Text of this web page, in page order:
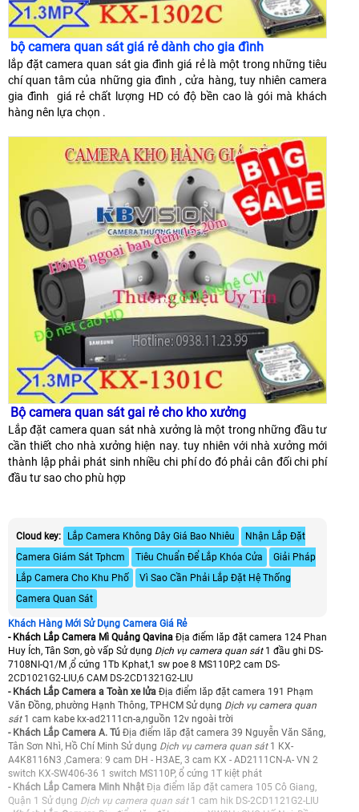
bộ camera quan sát giá rẻ dành cho gia đình
lắp đặt camera quan sát gia đình giá rẻ là một trong những tiêu
chí quan tâm của những gia đình , cửa hàng, tuy nhiên camera
gia đình giá rẻ chất lượng HD có độ bền cao là gói mà khách
hàng nên lựa chọn .
Bộ camera quan sát gai rẻ cho kho xưởng
Lắp đặt camera quan sát nhà xưởng là một trong những đầu tư
cần thiết cho nhà xưởng hiện nay. tuy nhiên với nhà xưởng mới
thành lập phải phát sinh nhiều chi phí do đó phải cân đối chi phí
đầu tư sao cho phù hợp
Cloud key: Lắp Camera Không Dây Giá Bao Nhiêu
Nhận Lắp Đặt
Camera Giám Sát Tphcm
Tiêu Chuẩn Để Lắp Khóa Cửa
Giải Pháp
Lắp Camera Cho Khu Phố
Vì Sao Cần Phải Lắp Đặt Hệ Thống
Camera Quan Sát
Khách Hàng Mới Sử Dụng Camera Giá Rẻ
- Khách Lắp Camera Mì Quảng Qavina Địa điểm lăp đặt camera 124 Phan
Huy Ích, Tân Sơn, gò vấp Sử dụng Dịch vụ camera quan sát 1 đầu ghi DS-
7108NI-Q1/M ,ổ cứng 1Tb Kphat,1 sw poe 8 MS110P,2 cam DS-
2CD1021G2-LIU,6 CAM DS-2CD1321G2-LIU
- Khách Lắp Camera a Toàn xe lửa Địa điểm lăp đặt camera 191 Phạm
Văn Đồng, phường Hạnh Thông, TPHCM Sử dụng Dịch vụ camera quan
sát 1 cam kabe kx-ad2111cn-a,nguồn 12v ngoài trời
- Khách Lắp Camera A. Tú Địa điểm lăp đặt camera 39 Nguyễn Văn Săng,
Tân Sơn Nhì, Hồ Chí Minh Sử dụng Dịch vụ camera quan sát 1 KX-
A4K8116N3 ,Camera: 9 cam DH - H3AE, 3 cam KX - AD2111CN-A- VN 2
switch KX-SW406-36 1 switch MS110P, ổ cứng 1T kiệt phát
- Khách Lắp Camera Minh Nhật Địa điểm lăp đặt camera 105 Cô Giang,
Quận 1 Sử dụng Dịch vụ camera quan sát 1 cam hik DS-2CD1121G2-LIU